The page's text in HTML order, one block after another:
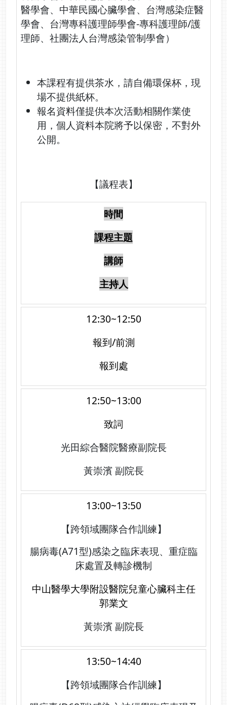
醫學會、中華民國心臟學會、台灣感染症醫
學會、台灣專科護理師學會-專科護理師/護
理師、社團法人台灣感染管制學會）
本課程有提供茶水，請自備環保杯，現
場不提供紙杯。
報名資料僅提供本次活動相關作業使
用，個人資料本院將予以保密，不對外
公開。
【議程表】
時間
課程主題
講師
主持人
12:30~12:50
報到/前測
報到處
12:50~13:00
致詞
光田綜合醫院醫療副院長
黃崇濱 副院長
13:00~13:50
【跨領域團隊合作訓練】
腸病毒(A71型)感染之臨床表現、重症臨
床處置及轉診機制
中山醫學大學附設醫院兒童心臟科主任
郭業文
黃崇濱 副院長
13:50~14:40
【跨領域團隊合作訓練】